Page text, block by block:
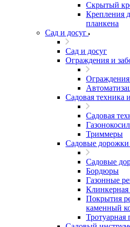
Скрытый
Крепления
планкена
Сад и досуг
Сад и досуг
Ограждения и
Садовая техника
Садовая
Триммеры
Садовые дорожки
Садовые
Бордюры
Газонные
Клинкерная
Покрытия
каменный
Тротуарная